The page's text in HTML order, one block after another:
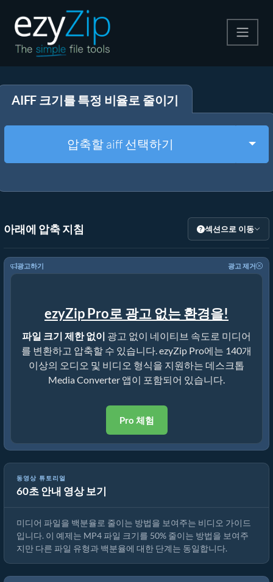
압축 해제
기타 도구
AIFF 크기를 특정 비율로 줄이기
압축할 aiff 선택하기
아래에 압축 지침 섹션으로 이동
광고하기 광고 제거
ezyZip Pro로 광고 없는 환경을!
파일 크기 제한 없이 광고 없이 네이티브 속도로 미디어
를 변환하고 압축할 수 있습니다. ezyZip Pro에는 140개
이상의 오디오 및 비디오 형식을 지원하는 데스크톱
Media Converter 앱이 포함되어 있습니다.
Pro 체험
동영상 튜토리얼
60초 안내 영상 보기
미디어 파일 크기를 50% 줄이는 방법 (간단한 가이드)
미디어 파일을 백분율로 줄이는 방법을 보여주는 비디오 가이드
입니다. 이 예제는 MP4 파일 크기를 50% 줄이는 방법을 보여주
지만 다른 파일 유형과 백분율에 대한 단계는 동일합니다.